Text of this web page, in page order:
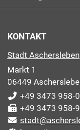
KONTAKT
Stadt Aschersleben
Markt 1
06449
+49 3473 958-0
+49 3473 958-